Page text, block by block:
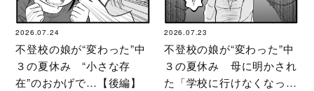
2026.07.24
不登校の娘が“変わった”中
３の夏休み “小さな存
在”のおかげで…【後編】
2026.07.23
不登校の娘が“変わった”中
３の夏休み 母に明かされ
た「学校に行けなくなっ